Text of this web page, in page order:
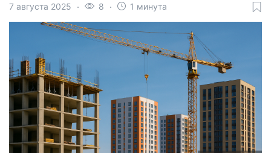
7 августа 2025 8 1 минута